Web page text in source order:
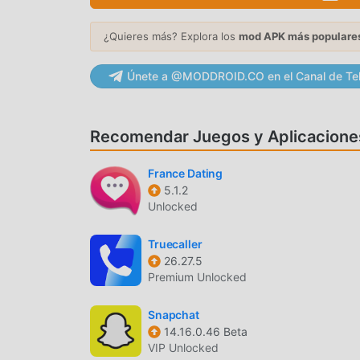
CAPACIDADES DE REPETIDOR WIFI
Amplía el alcance— Funciona como un
hacia áreas con mala recepción.
FUNCIONALIDAD DE HOTSPOT
Evade límites de tethering
— Crea un
evitando las restricciones de tu plan de
autorizado de terceros.
HARDWARE Y COMPATIBILIDAD
Bajo consumo de batería
— Optimizado
consumo de batería durante su uso
¿Quieres más? Explora los mod APK más
Únete a @MODDROID.CO en el Canal de
Recomendar Juegos y
France Dating
5.1.2
Unlocked
Truecaller
26.27.5
Premium Unlocked
Snapchat
14.16.0.46 Beta
VIP Unlocked